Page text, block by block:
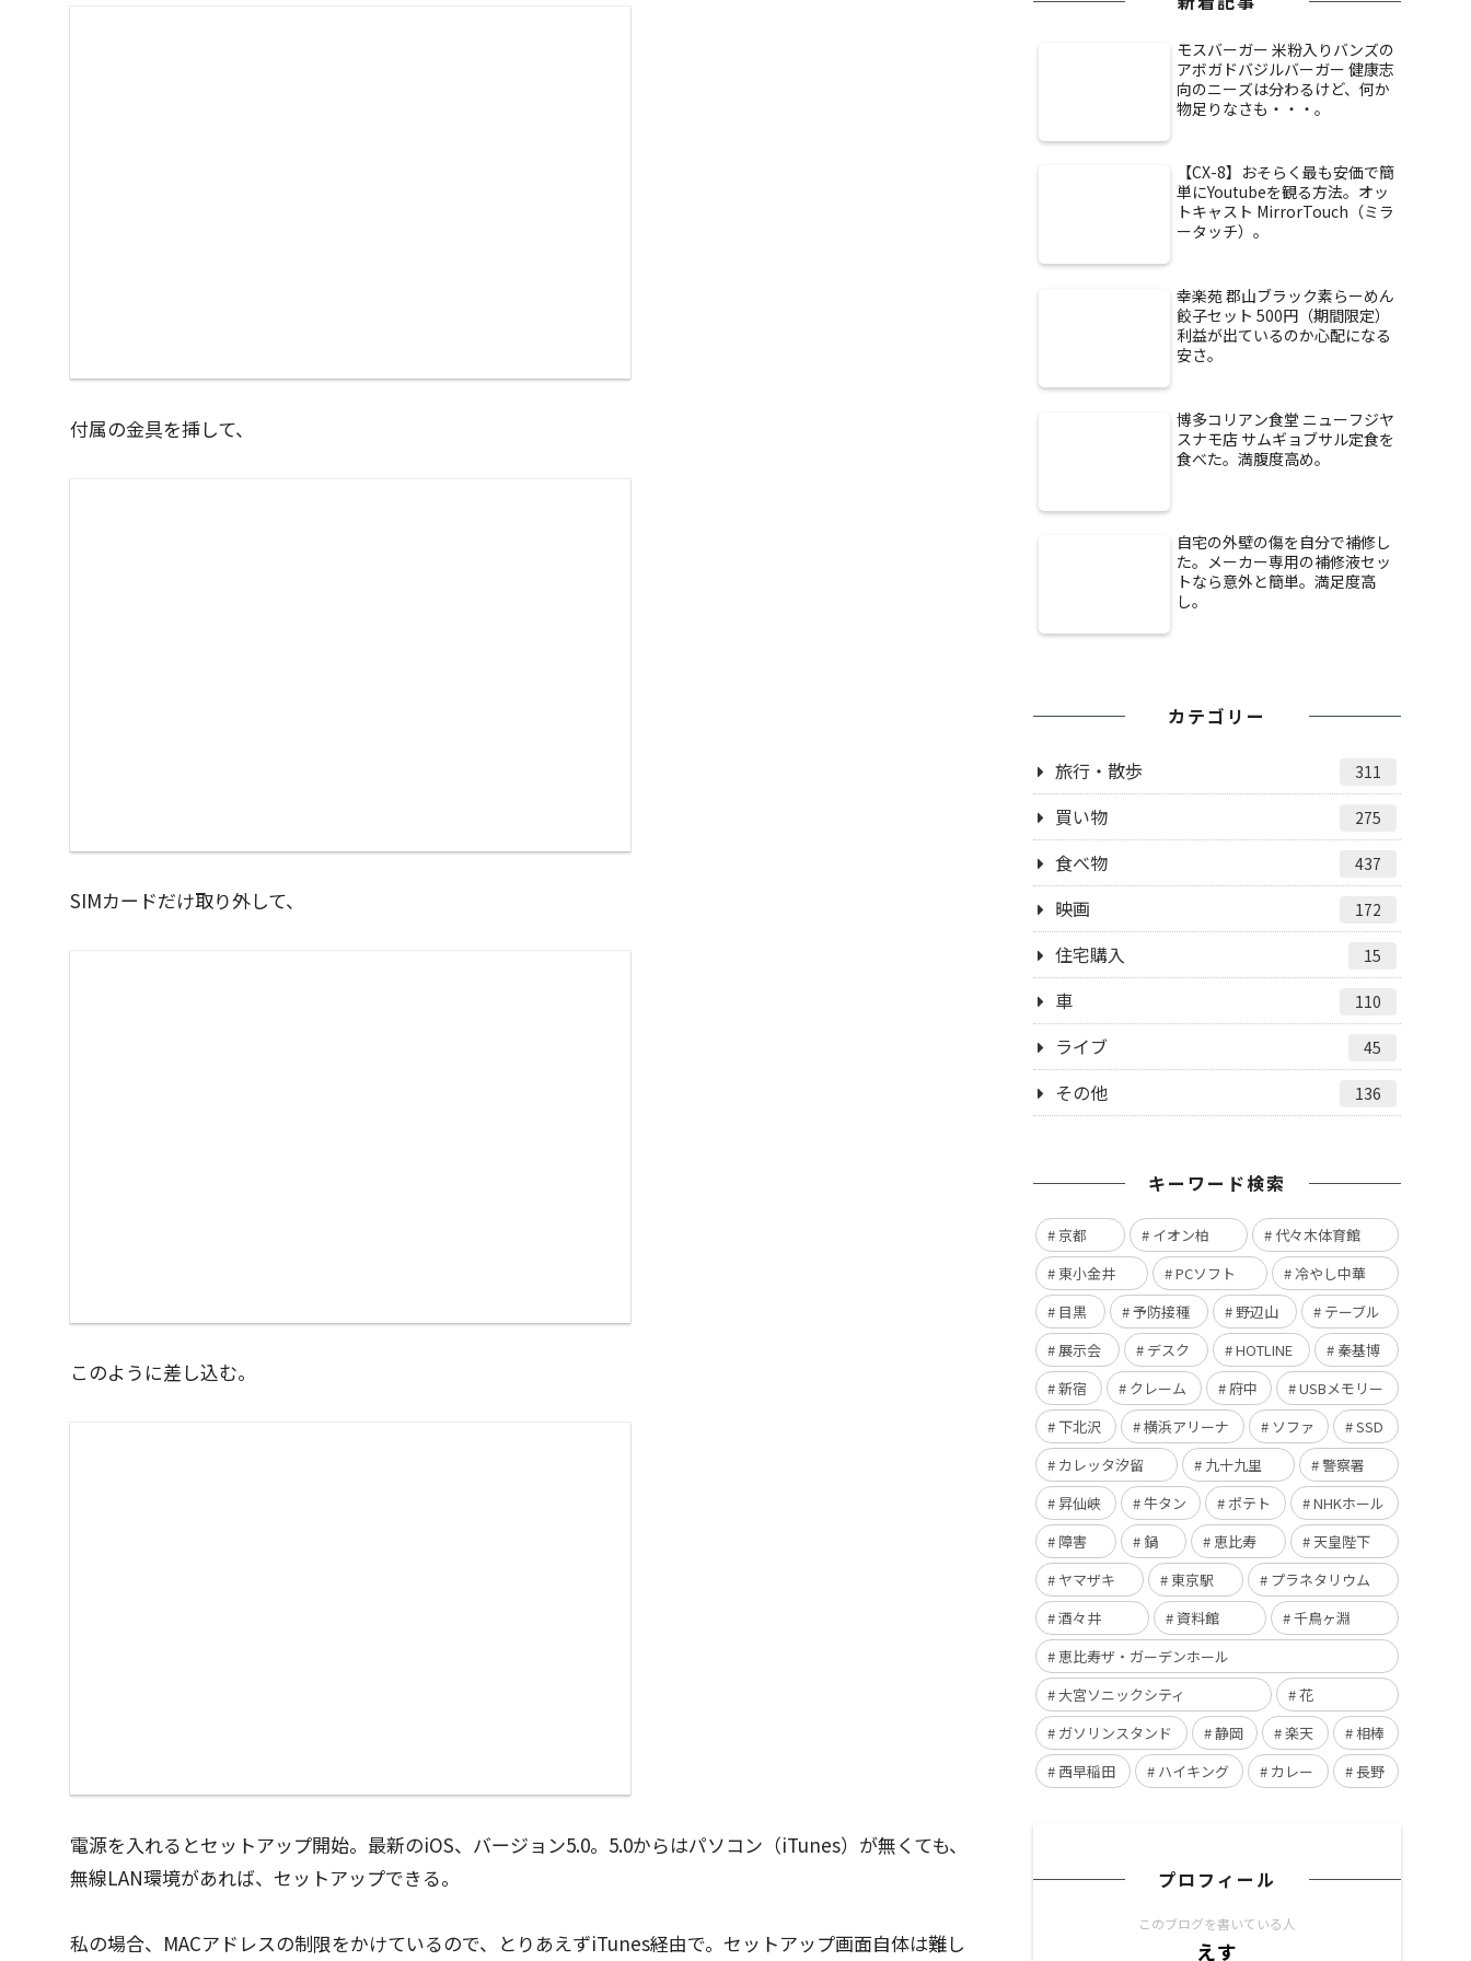
付属の金具を挿して、
SIMカードだけ取り外して、
このように差し込む。
電源を入れるとセットアップ開始。最新のiOS、バージョン5.0。5.0からはパソコン（iTunes）が無くても、
無線LAN環境があれば、セットアップできる。
私の場合、MACアドレスの制限をかけているので、とりあえずiTunes経由で。セットアップ画面自体は難し
モスバーガー 米粉入りバンズの
アボガドバジルバーガー 健康志
向のニーズは分わるけど、何か
物足りなさも・・・。
【CX-8】おそらく最も安価で簡
単にYoutubeを観る方法。オッ
トキャスト MirrorTouch（ミラ
ータッチ）。
幸楽苑 郡山ブラック素らーめん
餃子セット 500円（期間限定）
利益が出ているのか心配になる
安さ。
博多コリアン食堂 ニューフジヤ
スナモ店 サムギョブサル定食を
食べた。満腹度高め。
自宅の外壁の傷を自分で補修し
た。メーカー専用の補修液セッ
トなら意外と簡単。満足度高
し。
カテゴリー
旅行・散歩 311
買い物 275
食べ物 437
映画 172
住宅購入 15
車 110
ライブ 45
その他 136
キーワード検索
京都 イオン柏
代々木体育館
東小金井
PCソフト
冷やし中華
目黒
予防接種 野辺山
テーブル
展示会
デスク HOTLINE
秦基博
新宿
クレーム 府中
USBメモリー
下北沢
横浜アリーナ ソファ
SSD
カレッタ汐留
九十九里
警察署
昇仙峡
牛タン ポテト
NHKホール
障害
鍋 恵比寿
天皇陛下
ヤマザキ
東京駅
プラネタリウム
酒々井
資料館
千鳥ヶ淵
恵比寿ザ・ガーデンホール
大宮ソニックシティ
花
ガソリンスタンド
静岡 楽天
相棒
西早稲田
ハイキング カレー 長野
プロフィール
このブログを書いている人
えす